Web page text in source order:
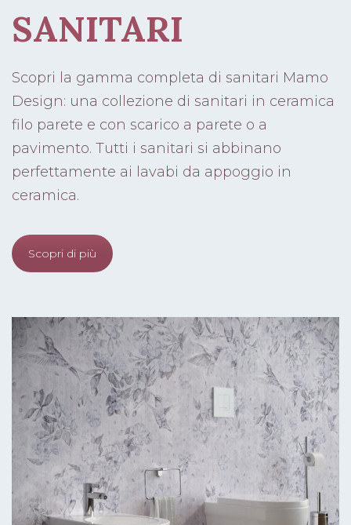
SANITARI
Scopri la gamma completa di sanitari Mamo
Design: una collezione di sanitari in ceramica
filo parete e con scarico a parete o a
pavimento. Tutti i sanitari si abbinano
perfettamente ai lavabi da appoggio in
ceramica.
Scopri di più